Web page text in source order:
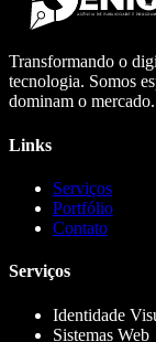
Transformando o
tecnologia. Somos
dominam o mercado.
Links
Serviços
Portfólio
Contato
Serviços
Identidade
Sistemas Web